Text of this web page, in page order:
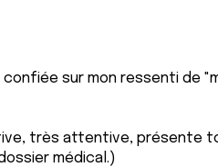
sur mon ressenti de
très attentive, présente
médical.)